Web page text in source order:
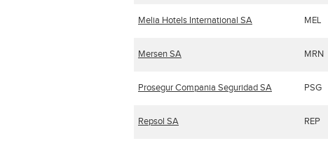
Melia Hotels International SA MEL
Mersen SA MRN
Prosegur Compania Seguridad SA PSG
Repsol SA REP